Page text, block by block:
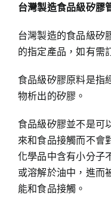
台灣製造食品級矽膠
台灣製造的食品級矽
的指定產品，如有需
食品級矽膠原料是指
物析出的矽膠。
食品級矽膠並不是可
來和食品接觸而不會
化學品中含有小分子
或溶解於油中，進而
能和食品接觸。